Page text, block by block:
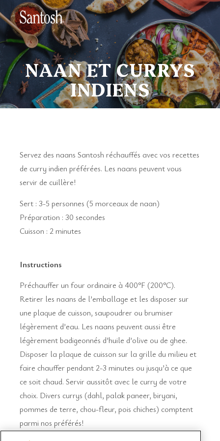
NAAN ET CURRYS
INDIENS
Servez des naans Santosh réchauffés avec vos recettes
de curry indien préférées. Les naans peuvent vous
servir de cuillère!
Sert : 3-5 personnes (5 morceaux de naan)
Préparation : 30 secondes
Cuisson : 2 minutes
Instructions
Préchauffer un four ordinaire à 400°F (200°C).
Retirer les naans de l’emballage et les disposer sur
une plaque de cuisson, saupoudrer ou brumiser
légèrement d’eau. Les naans peuvent aussi être
légèrement badigeonnés d’huile d’olive ou de ghee.
Disposer la plaque de cuisson sur la grille du milieu et
faire chauffer pendant 2-3 minutes ou jusqu’à ce que
ce soit chaud. Servir aussitôt avec le curry de votre
choix. Divers currys (dahl, palak paneer, biryani,
pommes de terre, chou-fleur, pois chiches) comptent
parmi nos préférés!